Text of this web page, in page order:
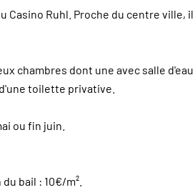
Casino Ruhl. Proche du centre ville, il
chambres dont une avec salle d'eau
toilette privative.
ou fin juin.
bail : 10€/m².